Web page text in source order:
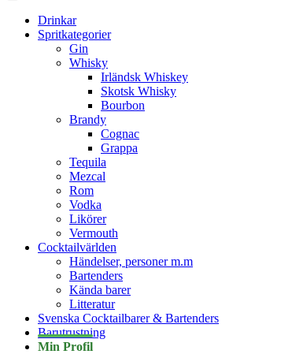
Drinkar
Spritkategorier
Gin
Whisky
Irländsk Whiskey
Skotsk Whisky
Bourbon
Brandy
Cognac
Grappa
Tequila
Mezcal
Rom
Vodka
Likörer
Vermouth
Cocktailvärlden
Händelser, personer m.m
Bartenders
Kända barer
Litteratur
Svenska Cocktailbarer & Bartenders
Barutrustning
Min Profil